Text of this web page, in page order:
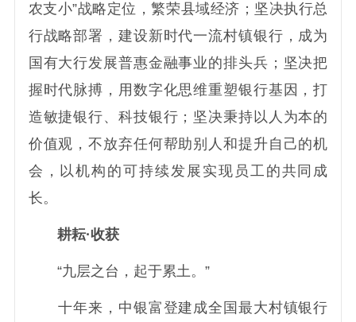
农支小”战略定位，繁荣县域经济；坚决执行总
行战略部署，建设新时代一流村镇银行，成为
国有大行发展普惠金融事业的排头兵；坚决把
握时代脉搏，用数字化思维重塑银行基因，打
造敏捷银行、科技银行；坚决秉持以人为本的
价值观，不放弃任何帮助别人和提升自己的机
会，以机构的可持续发展实现员工的共同成
长。
耕耘·收获
“九层之台，起于累土。”
十年来，中银富登建成全国最大村镇银行